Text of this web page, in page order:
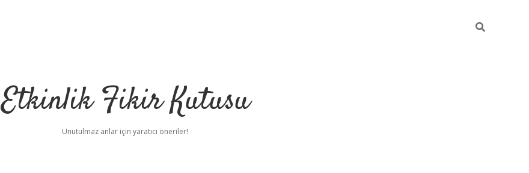
Etkinlik Fikir Kutusu
Unutulmaz anlar için yaratıcı öneriler!